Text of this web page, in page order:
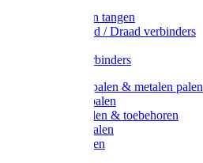
Spanners en tangen
Lint / Koord / Draad verbinders
Litzclip verbinders
Recycling palen & metalen palen
Kunststof palen
T-Post t-palen & toebehoren
Glasfiber palen
Houten palen